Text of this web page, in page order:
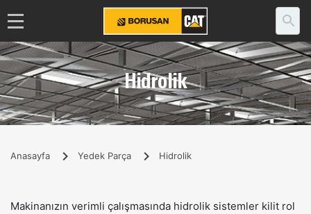
Hidrolik
Anasayfa Yedek Parça Hidrolik
Makinanızın verimli çalışmasında hidrolik sistemler kilit rol